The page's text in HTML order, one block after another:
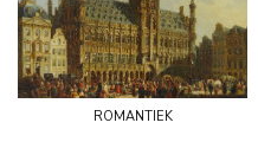
romantiek